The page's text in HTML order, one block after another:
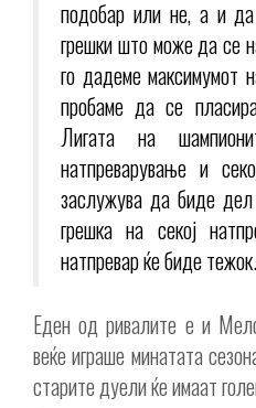
подобар или не, а и
грешки што може да се
го дадеме максимумот
пробаме да се
Лигата на
натпреварување и
заслужува да биде
грешка на секој
натпревар ќе биде
Еден од ривалите е и
веќе играше минатата
старите дуели ќе имаат